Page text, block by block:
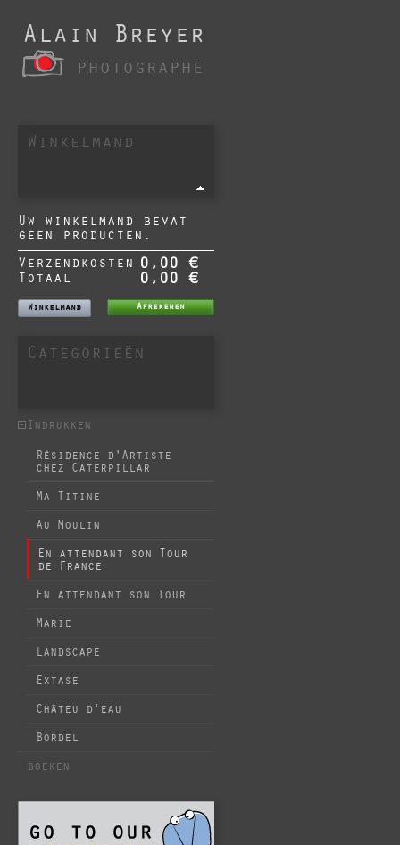
Alain Breyer
photographe
Winkelmand
Uw winkelmand bevat
geen producten.
Verzendkosten 0,00 €
Totaal 0,00 €
Winkelmand Afrekenen
Categorieën
Indrukken
Résidence d'Artiste
chez Caterpillar
Ma Titine
Au Moulin
En attendant son Tour
de France
En attendant son Tour
Marie
Landscape
Extase
Châteu d'eau
Bordel
boeken